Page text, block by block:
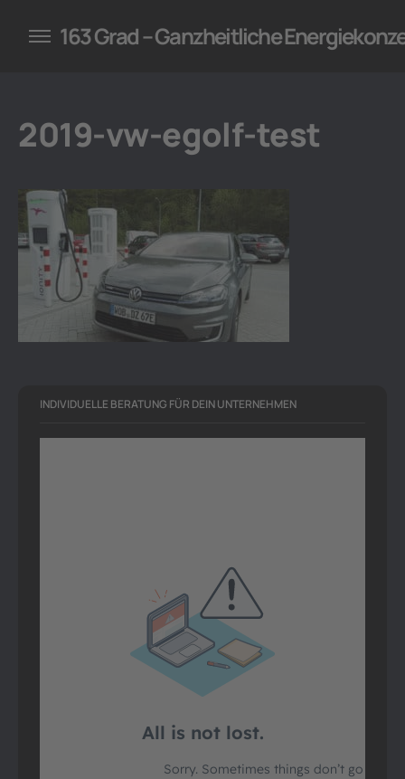
für Unternehmen
163 Grad – Ganzheitliche
2019-vw-egolf-test
INDIVIDUELLE BERATUNG FÜR DEIN UNTERNEHMEN